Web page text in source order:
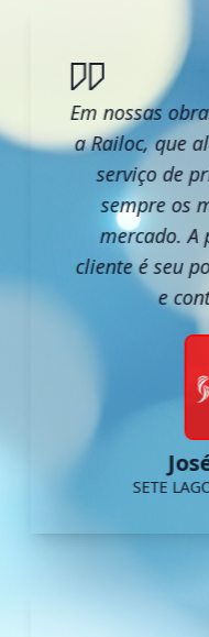
Em nossas
a Railoc, que
serviço de
sempre os
mercado. A
cliente é seu
e
SETE